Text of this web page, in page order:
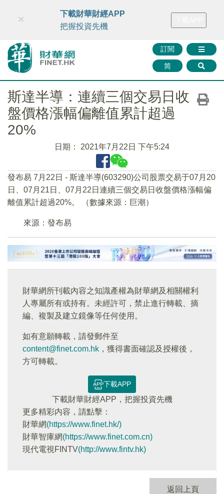
財華智庫網 FINTV FINMETA 財華證券 媒體矩陣
訂閱
简
×
下載財華財經APP
把握投資先機
斯達半導：連續三個交易日收
盤價格漲幅偏離值累計超過
20%
日期： 2021年7月22日 下午5:24
發布易 7月22日 - 斯達半導(603290)公司股票交易于07月20
日、07月21日、07月22日連續三個交易日收盤價格漲幅偏
離值累計超過20%。 （數據來源：巨潮）
來源：發布易
財華網所刊載內容之知識產權為財華網及相關權利
人專屬所有或持有。未經許可，禁止進行轉載、摘
編、複製及建立鏡像等任何使用。
如有意願轉載，請發郵件至
content@finet.com.hk ，獲得書面確認及授權後，
方可轉載。
下載APP
下載財華財經APP，把握投資先機
更多精彩内容，請點擊：
財華網(https://www.finet.hk/)
財華智庫網(https://www.finet.com.cn)
現代電視FINTV(http://www.fintv.hk)
返回上頁